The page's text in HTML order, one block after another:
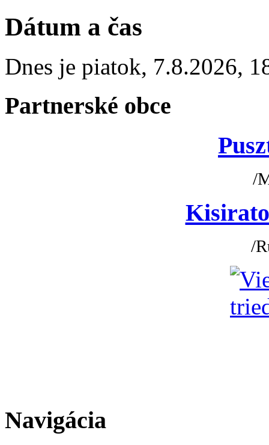
Dátum a čas
Dnes je piatok, 7.8.2026,
Partnerské obce
/
/
Navigácia